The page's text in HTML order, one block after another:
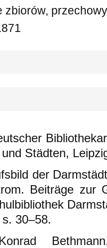
zbiorów,
Städten,
der
Beiträge zur
30–58.